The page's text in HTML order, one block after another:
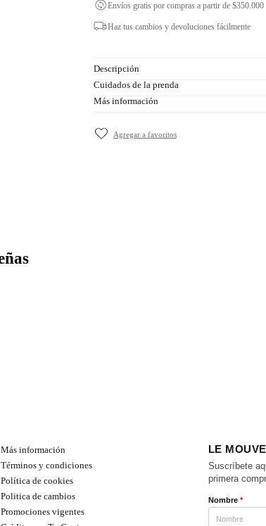
Envíos gratis por compras a partir de $350.000
Haz tus cambios y devoluciones fácilmente
Descripción
Cuidados de la prenda
Más información
Más información
Términos y condiciones
Política de cookies
Politica de cambios
Promociones vigentes
LE
Suscríbete
primera
Nombre*